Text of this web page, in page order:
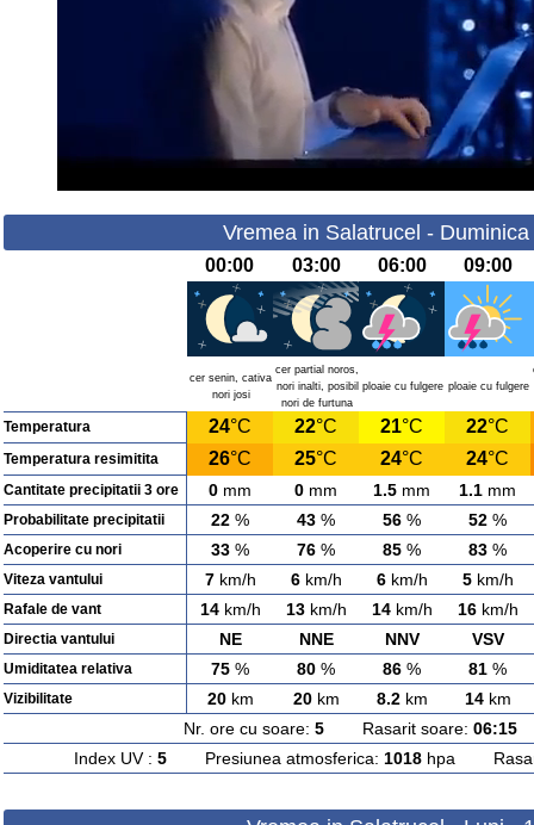
Vremea in Salatrucel -
00:00 03:00 06:00 09:00
cer senin, cativa
nori josi
cer partial noros,
nori inalti, posibil
nori de furtuna
ploaie cu fulgere ploaie cu fulgere
Temperatura 24°C 22°C 21°C 22°C
Temperatura resimitita 26°C 25°C 24°C 24°C
Cantitate precipitatii 3 ore 0 mm 0 mm 1.5 mm 1.1 mm
Probabilitate precipitatii 22 % 43 % 56 % 52 %
Acoperire cu nori 33 % 76 % 85 % 83 %
Viteza vantului 7km/h 6km/h 6km/h 5km/h
Rafale de vant 14km/h 13km/h 14km/h 16km/h
Directia vantului NE NNE NNV VSV
Umiditatea relativa 75 % 80 % 86 % 81 %
Vizibilitate 20km 20km 8.2km 14km
Nr. ore cu soare: 5Rasarit soare: 06:15
Index UV : 5Presiunea atmosferica: 1018hpa